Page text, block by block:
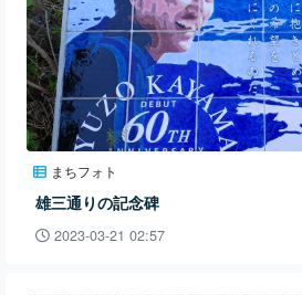
まちフォト
雄三通りの記念碑
2023-03-21 02:57